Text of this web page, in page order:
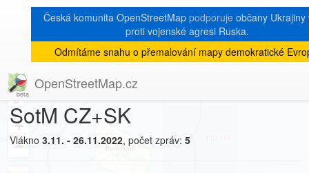
Česká komunita OpenStreetMap podporujeobčany Ukrajiny
proti vojenské agresi Ruska.
Odmítáme snahu o přemalování mapy demokratické
OpenStreetMap.cz
8
+
−
« zpět na výpis měsíce|
[Talk-cz]
Clenska schuze OSM CR a
SotM CZ+SK
Vlákno 3.11. - 26.11.2022, počet zpráv: 5